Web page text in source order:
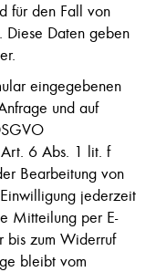
für den Fall von
Diese Daten geben
eingegebenen
und auf
6 Abs. 1 lit. f
Bearbeitung von
jederzeit
Mitteilung per E-
bis zum Widerruf
bleibt vom